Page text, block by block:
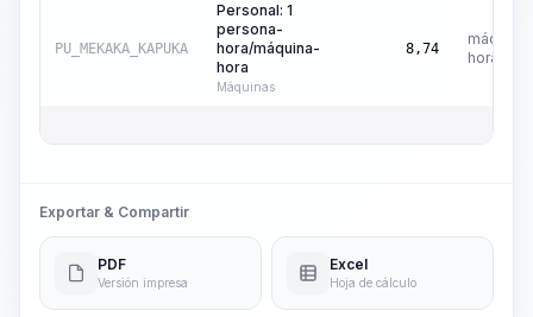
PU_MEKAKA_KAPUKA
Personal: 1
persona-
hora/máquina-
hora
Máquinas
8,74
máquina-
hora
Exportar & Compartir
PDF
Versión impresa
Excel
Hoja de cálculo